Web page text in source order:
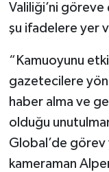
Valiliği’ni göreve
şu ifadelere yer
“Kamuoyunu
gazetecilere
haber alma ve
olduğu
Global’de görev
kameraman